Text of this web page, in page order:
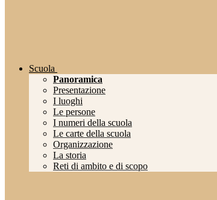
Scuola
Panoramica
Presentazione
I luoghi
Le persone
I numeri della scuola
Le carte della scuola
Organizzazione
La storia
Reti di ambito e di scopo